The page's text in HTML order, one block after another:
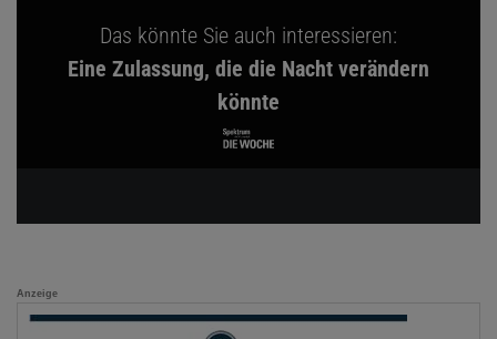
Das könnte Sie auch interessieren:
Eine Zulassung, die die Nacht verändern
könnte
Anzeige